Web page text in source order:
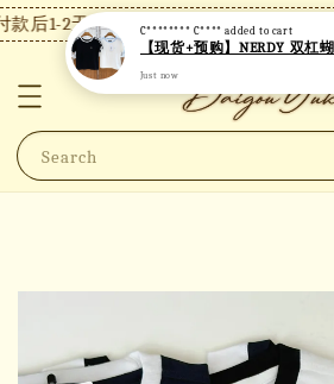
后1-2天内发货，24小时内未付款将自动
Search
C******** C**** added to cart
Just now